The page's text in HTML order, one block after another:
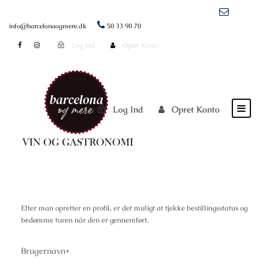
info@barcelonaogmere.dk 50 33 90 70
Log Ind Opret Konto
Log Ind Opret Konto
Efter man opretter en profil, er det muligt at tjekke bestillingsstatus og
bedømme turen når den er gennemført.
Brugernavn*